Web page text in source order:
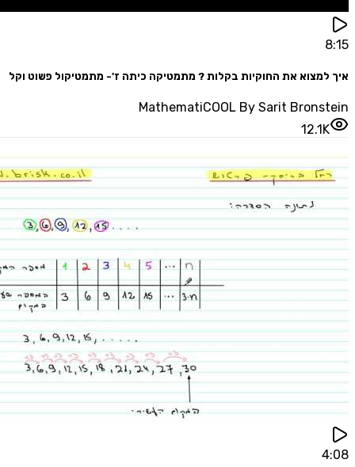
את החוקיות בקלות ? מתמטיקה כיתה ז'- מתמטיקול פשוט וקל
MathematiCOOL By Sarit